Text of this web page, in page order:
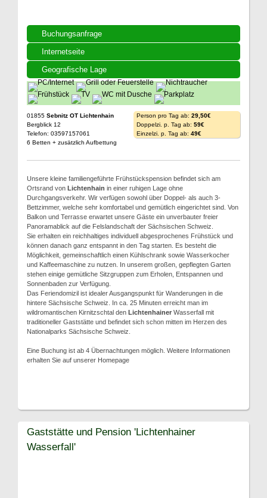
Buchungsanfrage
Internetseite
Geografische Lage
01855 Sebnitz OT Lichtenhain
Bergblick 12
Telefon: 03597157061
6 Betten + zusätzlich Aufbettung
Person pro Tag ab: 29,50€
Doppelzi. p. Tag ab: 59€
Einzelzi. p. Tag ab: 49€
Unsere kleine familiengeführte Frühstückspension befindet sich am
Ortsrand von Lichtenhain in einer ruhigen Lage ohne
Durchgangsverkehr. Wir verfügen sowohl über Doppel- als auch 3-
Bettzimmer, welche sehr komfortabel und gemütlich eingerichtet sind. Von
Balkon und Terrasse erwartet unsere Gäste ein unverbauter freier
Panoramablick auf die Felslandschaft der Sächsischen Schweiz.
Sie erhalten ein reichhaltiges individuell abgesprochenes Frühstück und
können danach ganz entspannt in den Tag starten. Es besteht die
Möglichkeit, gemeinschaftlich einen Kühlschrank sowie Wasserkocher
und Kaffeemaschine zu nutzen. In unserem großen, gepflegten Garten
stehen einige gemütliche Sitzgruppen zum Erholen, Entspannen und
Sonnenbaden zur Verfügung.
Das Feriendomizil ist idealer Ausgangspunkt für Wanderungen in die
hintere Sächsische Schweiz. In ca. 25 Minuten erreicht man im
wildromantischen Kirnitzschtal den Lichtenhainer Wasserfall mit
traditioneller Gaststätte und befindet sich schon mitten im Herzen des
Nationalparks Sächsische Schweiz.
Eine Buchung ist ab 4 Übernachtungen möglich. Weitere Informationen
erhalten Sie auf unserer Homepage
Gaststätte und Pension 'Lichtenhainer
Wasserfall'